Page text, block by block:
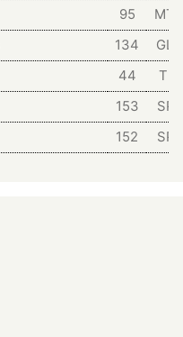
95
MTR
134
GLC
44
TRI
153
SPA
152 SPA